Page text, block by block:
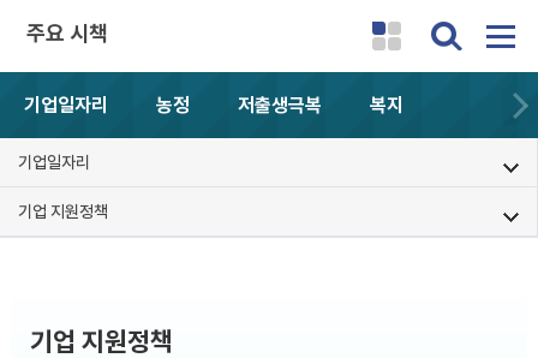
주요 시책
기업일자리 농정 저출생극복 복지
기업일자리
기업 지원정책
기업 지원정책